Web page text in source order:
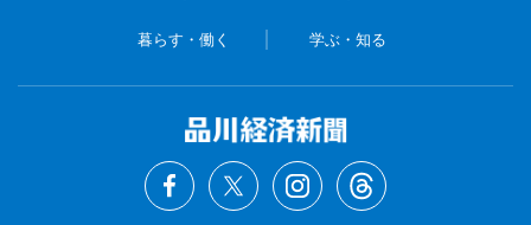
暮らす・働く 学ぶ・知る